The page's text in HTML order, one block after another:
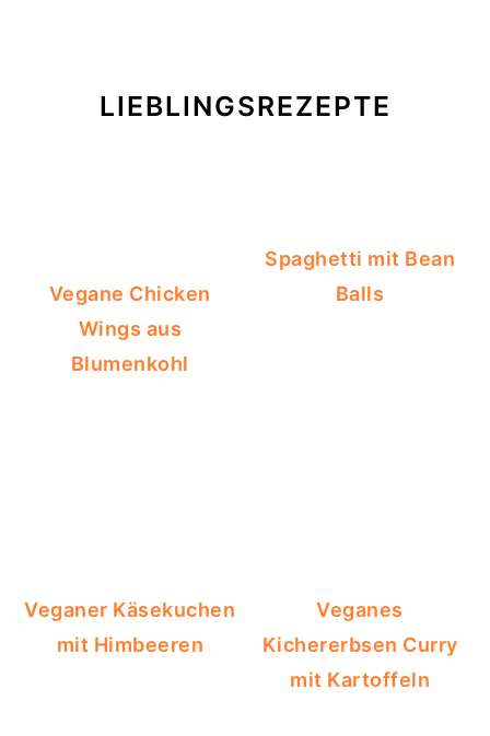
LIEBLINGSREZEPTE
Vegane Chicken
Wings aus
Blumenkohl
Spaghetti mit Bean
Balls
Veganer Käsekuchen
mit Himbeeren
Veganes
Kichererbsen Curry
mit Kartoffeln